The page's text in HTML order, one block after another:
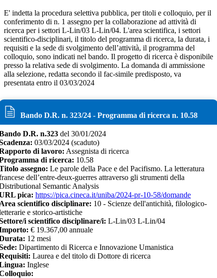
E' indetta la procedura selettiva pubblica, per titoli e colloquio, per il
conferimento di n. 1 assegno per la collaborazione ad attività di
ricerca per i settori L-Lin/03 L-Lin/04. L'area scientifica, i settori
scientifico-disciplinari, il titolo del programma di ricerca, la durata, i
requisiti e la sede di svolgimento dell’attività, il programma del
colloquio, sono indicati nel bando. Il progetto di ricerca è disponibile
presso la relativa sede di svolgimento. La domanda di ammissione
alla selezione, redatta secondo il fac-simile predisposto, va
presentata entro il 03/03/2024
Bando D.R. n. 323/24 - Programma di ricerca n. 10.58
D.R. n.323 del 30/01/2024
03/03/2024 (scaduto)
di lavoro: Assegnista di ricerca
di ricerca: 10.58
assegno: Le parole della Pace e del Pacifismo. La letteratura
dell’entre-deux-guerres attraverso gli strumenti della
Semantic Analysis
pica: https://pica.cineca.it/uniba/2024-pr-10-58/domande
scientifico disciplinare: 10 - Scienze dell'antichità, filologico-
e storico-artistiche
i scientifico disciplinare/i: L-Lin/03 L-Lin/04
€ 19.367,00 annuale
12 mesi
Dipartimento di Ricerca e Innovazione Umanistica
Laurea e del titolo di Dottore di ricerca
Inglese